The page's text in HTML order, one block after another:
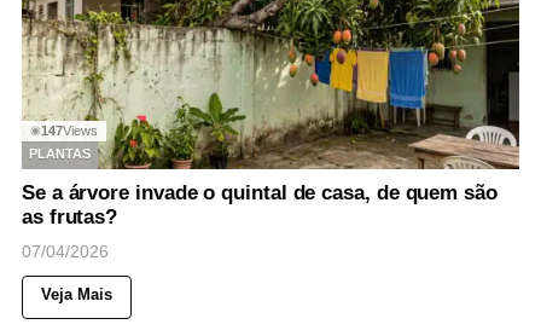
◉147Views
PLANTAS
Se a árvore invade o quintal de casa, de quem são
as frutas?
07/04/2026
Veja Mais